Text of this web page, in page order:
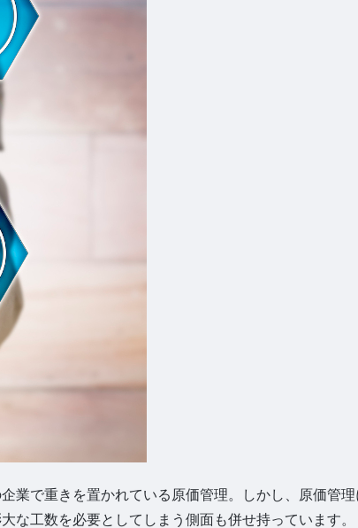
業で重きを置かれている原価管理。しかし、原価管
な工数を必要としてしまう側面も併せ持っています。